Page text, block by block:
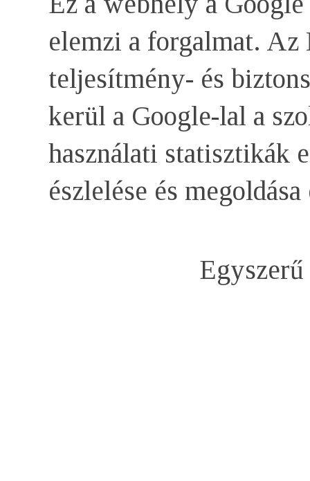
elemzi a forgalmat. Az
teljesítmény- és
kerül a Google-lal a
használati statisztikák
észlelése és